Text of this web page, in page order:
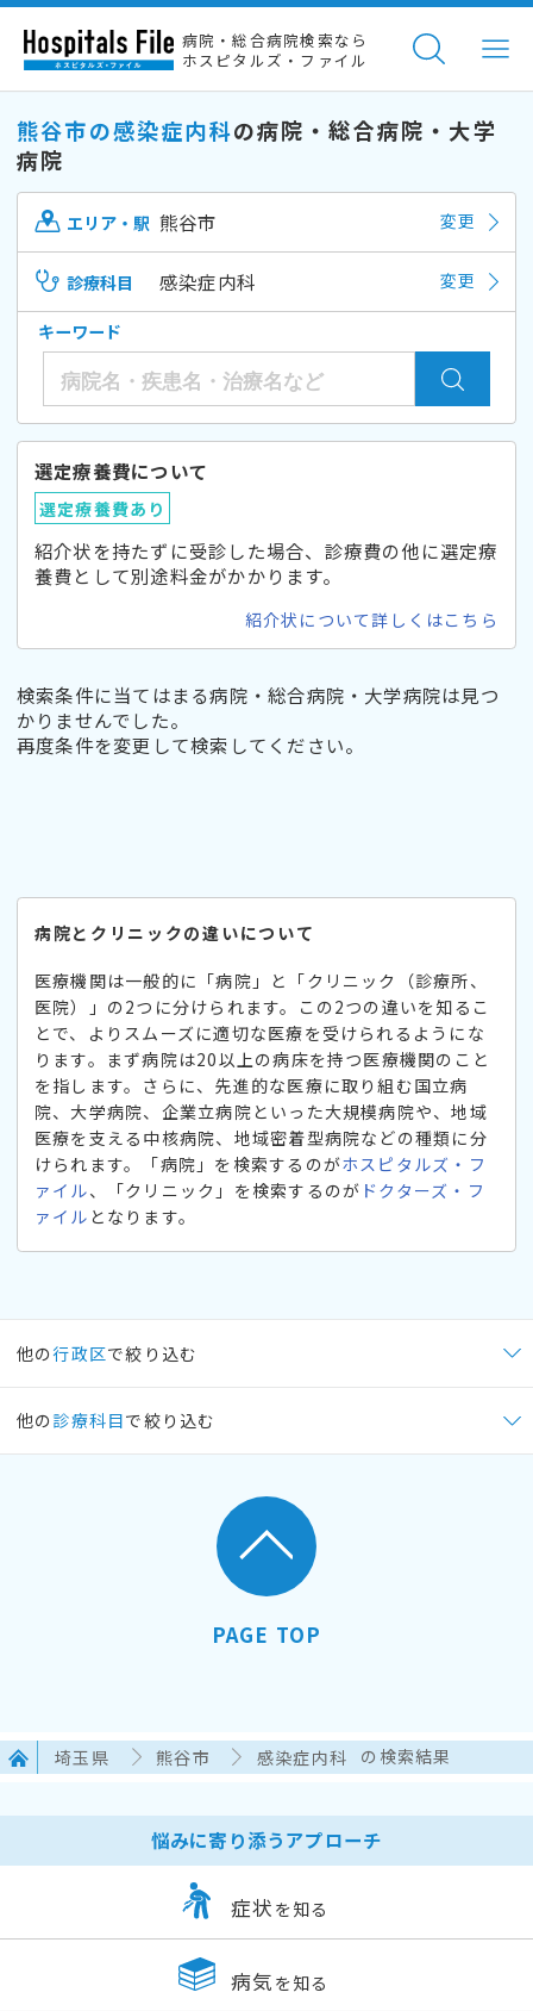
病院・総合病院検索なら
ホスピタルズ・ファイル
熊谷市の感染症内科の病院・総合病院・大学
病院
エリア・駅 熊谷市 変更
診療科目 感染症内科 変更
キーワード
選定療養費について
選定療養費あり
紹介状を持たずに受診した場合、診療費の他に選定療
養費として別途料金がかかります。
紹介状について詳しくはこちら
検索条件に当てはまる病院・総合病院・大学病院は見つ
かりませんでした。
再度条件を変更して検索してください。
病院とクリニックの違いについて
医療機関は一般的に「病院」と「クリニック（診療所、
医院）」の2つに分けられます。この2つの違いを知るこ
とで、よりスムーズに適切な医療を受けられるようにな
ります。まず病院は20以上の病床を持つ医療機関のこと
を指します。さらに、先進的な医療に取り組む国立病
院、大学病院、企業立病院といった大規模病院や、地域
医療を支える中核病院、地域密着型病院などの種類に分
けられます。「病院」を検索するのがホスピタルズ・フ
ァイル、「クリニック」を検索するのが ドクターズ・フ
ァイル となります。
他の行政区で絞り込む
他の 診療科目で絞り込む
PAGE TOP
埼玉県 熊谷市 感染症内科 の検索結果
悩みに寄り添うアプローチ
症状 を知る
病気 を知る